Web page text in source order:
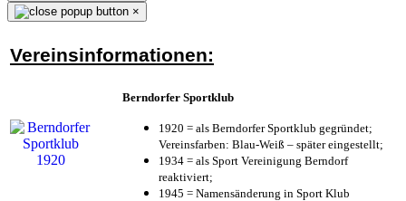
×
Vereinsinformationen:
Berndorfer Sportklub
1920 = als Berndorfer Sportklub gegründet;
Vereinsfarben: Blau-Weiß – später eingestellt;
1934 = als Sport Vereinigung Berndorf
reaktiviert;
1945 = Namensänderung in Sport Klub